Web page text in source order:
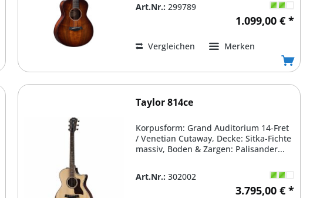
Art.Nr.: 299789
1.099,00 € *
Vergleichen Merken
Taylor 814ce
Korpusform: Grand Auditorium 14-Fret
/ Venetian Cutaway, Decke: Sitka-Fichte
massiv, Boden & Zargen: Palisander...
Art.Nr.: 302002
3.795,00 € *